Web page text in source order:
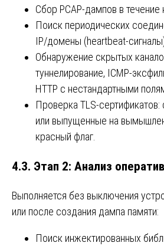
Сбор PCAP-дампов в течение
Поиск периодических
IP/домены (heartbeat-
Обнаружение скрытых
туннелирование, ICMP-
HTTP с нестандартными
Проверка TLS-
или выпущенные на
красный флаг.
4.3. Этап 2: Анализ
Выполняется без выключения
или после создания дампа памяти:
Поиск инжектированных